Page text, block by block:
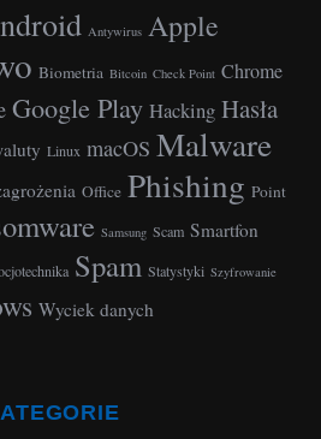
Antywirus Apple
Biometria Bitcoin Check Point Chrome
Google Play Hacking Hasła
Linux macOS Malware
Office Phishing Point
Samsung Scam Smartfon
Spam Statystyki Szyfrowanie
Wyciek danych